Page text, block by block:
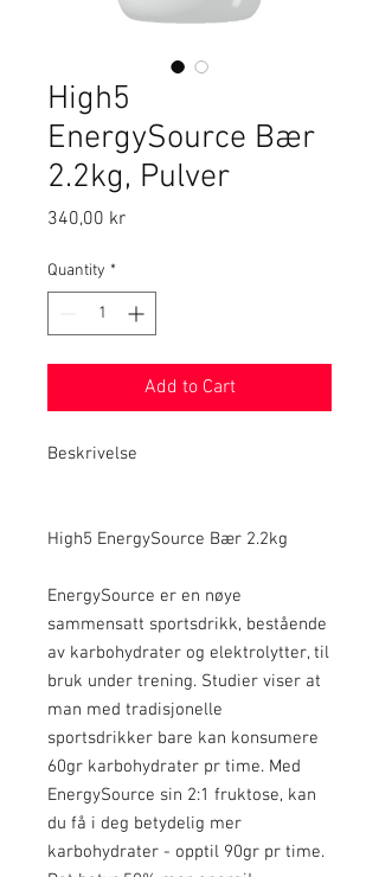
High5
EnergySource Bær
2.2kg, Pulver
340,00 krPrice
Quantity *
Add to Cart
Beskrivelse
High5 EnergySource Bær 2.2kg
EnergySource er en nøye
sammensatt sportsdrikk, bestående
av karbohydrater og elektrolytter, til
bruk under trening. Studier viser at
man med tradisjonelle
sportsdrikker bare kan konsumere
60gr karbohydrater pr time. Med
EnergySource sin 2:1 fruktose, kan
du få i deg betydelig mer
karbohydrater - opptil 90gr pr time.